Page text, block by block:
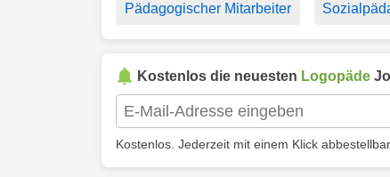
Pädagogischer Mitarbeiter
Kostenlos die neuesten Logopäde
Kostenlos. Jederzeit mit einem Klick abbestellbar.